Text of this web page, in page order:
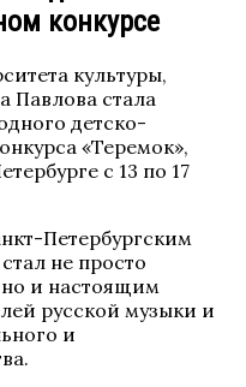
конкурсе
культуры,
Павлова стала
детско-
«Теремок»,
с 13 по 17
Петербургским
не просто
но и настоящим
русской музыки и
и